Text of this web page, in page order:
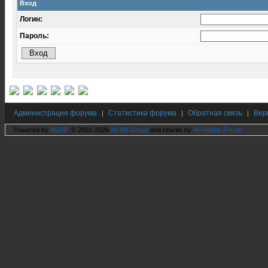
Вход
Логин:
Пароль:
Администрация форума | Статистика форума | Обратная связь |
Powered by MyBB , © 2001-2026 MyBB Group and rewrite by Hi Fidelity Forum